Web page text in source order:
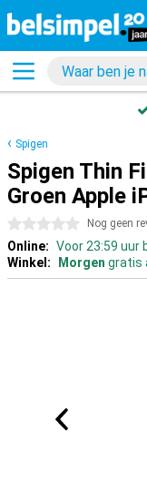
Spigen
Spigen Thin
Groen Apple
0 sterren Nog geen
Online: Voor 23:59 uur
Winkel:
Morgen gratis